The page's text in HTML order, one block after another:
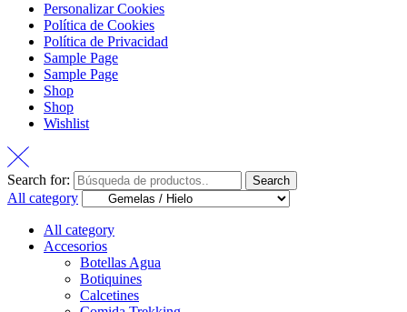
Personalizar Cookies
Política de Cookies
Política de Privacidad
Sample Page
Sample Page
Shop
Shop
Wishlist
Search for: Search
All category
All category
Accesorios
Botellas Agua
Botiquines
Calcetines